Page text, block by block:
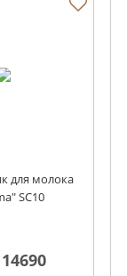
для молока
SC10